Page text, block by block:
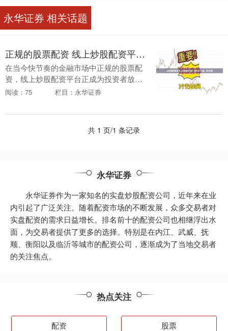
永华证券 相关话题
正规的股票配资 线上炒股配资平台：助你放大收益，掌控财富
在当今快节奏的金融市场中正规的股票配
资，线上炒股配资平台正成为投资者放大
收益、掌控财富的利器。这些平台通过提
撬动更大的资金，....
阅读：75 栏目：永华证券
共 1 页/1 条记录
永华证券
永华证券作为一家知名的实盘炒股配资公司，近年来在业
内引起了广泛关注。随着配资市场的不断发展，众多交易者对
实盘配资的需求日益增长。排名前十的配资公司也相继浮出水
面，为交易者提供了更多的选择。特别是在内江、武威、抚
顺、衡阳以及临沂等城市的配资公司，逐渐成为了当地交易者
的关注焦点。
热点关注
配资 股票